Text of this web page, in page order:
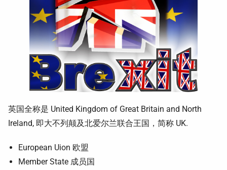
英国全称是 United Kingdom of Great Britain and North
Ireland, 即大不列颠及北爱尔兰联合王国，简称 UK.
European Uion 欧盟
Member State 成员国